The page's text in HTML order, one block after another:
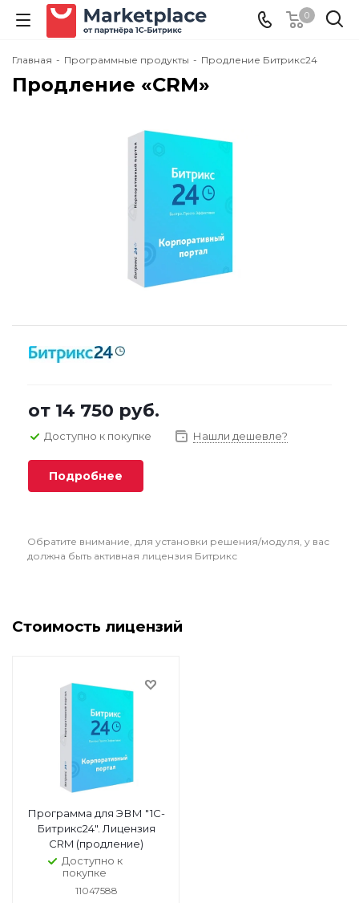
0
Главная - Программные продукты - Продление Битрикс24
Продление «CRM»
от 14 750 руб.
Доступно к покупке Нашли дешевле?
Подробнее
Обратите внимание, для установки решения/модуля, у вас
должна быть активная лицензия Битрикс
Стоимость лицензий
Программа для ЭВМ "1С-
Битрикс24". Лицензия
CRM (продление)
Доступно к
покупке
11047588